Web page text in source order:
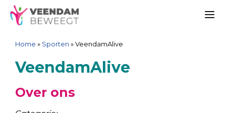
Ga
naar
inhoud
Spring
naar
navigatie
Sitemap
Ga
naar
inhoud
Home » Sporten »VeendamAlive
VeendamAlive
Over ons